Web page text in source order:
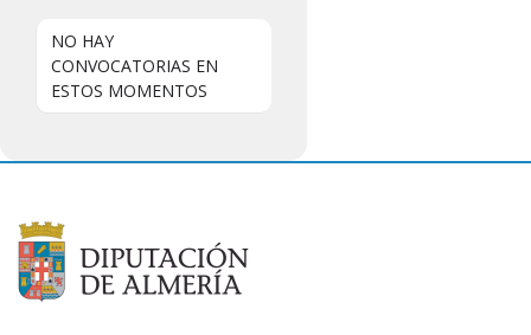
NO HAY
CONVOCATORIAS EN
ESTOS MOMENTOS